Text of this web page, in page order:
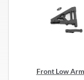
Front Low